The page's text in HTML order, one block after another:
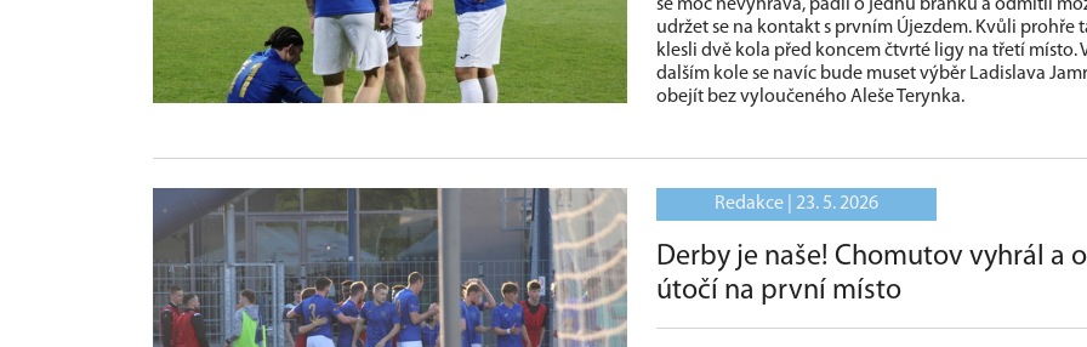
se moc nevyhrává, padli o jednu branku a odmítli
udržet se na kontakt s prvním Újezdem. Kvůli prohře
klesli dvě kola před koncem čtvrté ligy na třetí místo.
dalším kole se navíc bude muset výběr Ladislava
obejít bez vyloučeného Aleše Terynka.
Redakce | 23. 5. 2026
Derby je naše! Chomutov vyhrál a
útočí na první místo